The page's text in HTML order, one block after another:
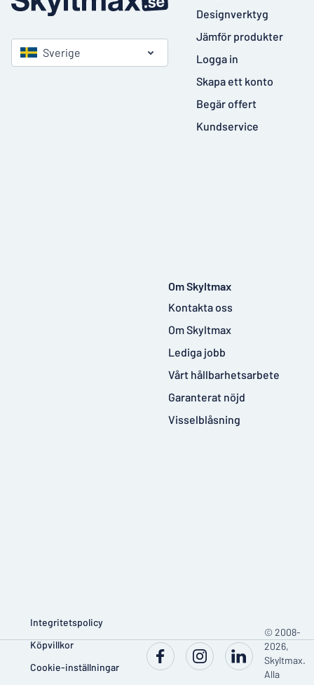
Sverige
Designverktyg
Jämför produkter
Logga in
Skapa ett konto
Begär offert
Kundservice
Om Skyltmax
Kontakta oss
Om Skyltmax
Lediga jobb
Vårt hållbarhetsarbete
Garanterat nöjd
Visselblåsning
Integritetspolicy
Köpvillkor
Cookie-inställningar
© 2008-
2026,
Skyltmax.
Alla